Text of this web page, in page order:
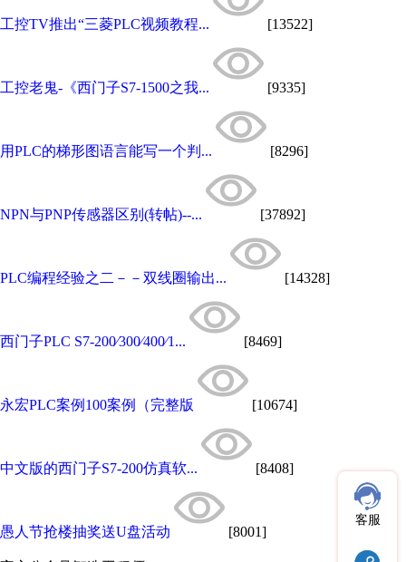
工控TV推出“三菱PLC视频教程... [13522]
工控老鬼-《西门子S7-1500之我... [9335]
用PLC的梯形图语言能写一个判... [8296]
NPN与PNP传感器区别(转帖)--... [37892]
PLC编程经验之二－－双线圈输出... [14328]
西门子PLC S7-200∕300∕400∕1... [8469]
永宏PLC案例100案例（完整版 [10674]
中文版的西门子S7-200仿真软... [8408]
愚人节抢楼抽奖送U盘活动 [8001]
客服